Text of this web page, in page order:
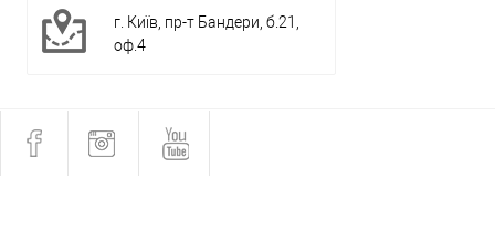
г. Київ, пр-т Бандери, б.21,
оф.4